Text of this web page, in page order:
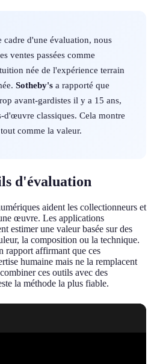
cadre d'une évaluation, nous
ventes passées comme
née de l'expérience terrain
Sotheby's a rapporté que
avant-gardistes il y a 15 ans,
d'œuvre classiques. Cela montre
comme la valeur.
d'évaluation
aident les collectionneurs et
œuvre. Les applications
estimer une valeur basée sur des
la composition ou la technique.
rapport affirmant que ces
humaine mais ne la remplacent
ces outils avec des
la méthode la plus fiable.